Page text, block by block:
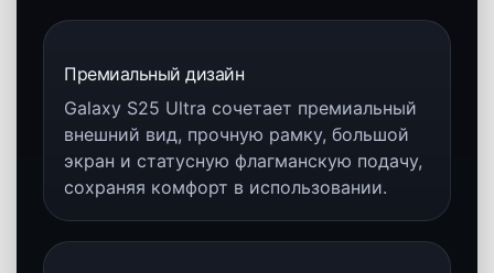
Страница цвета
Titanium Jet Black
Страница цвета